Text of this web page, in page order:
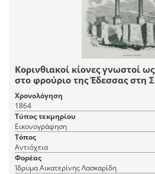
Κορινθιακοί κίονες γνωστοί
στο φρούριο της Έδεσσας στη
Χρονολόγηση
1864
Τύπος τεκμηρίου
Εικονογράφηση
Τόπος
Αντιόχεια
Φορέας
Ίδρυμα Αικατερίνης Λασκαρίδη